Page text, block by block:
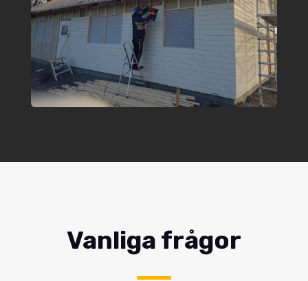
Vanliga frågor